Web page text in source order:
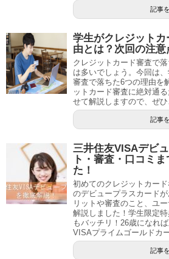
記事
学生がクレジット
由とは？次回の注意
クレジットカード審査で
は多いでしょう。今回は
審査で落ちた6つの理由を
ットカード審査に絶対通
せて解説しますので、ぜひ
記事
三井住友VISAデビ
ト・審査・口コミ
た！
初めてのクレジットカー
のデビュープラスカード
リットや審査のこと、ユ
解説しました！学生限定
もバッチリ！26歳になれ
VISAプライムゴールドカ
記事